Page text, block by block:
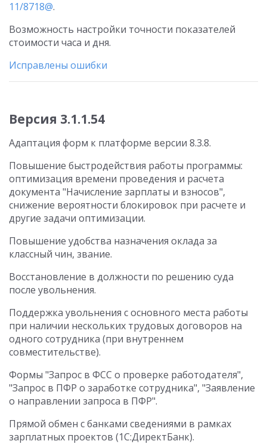
11/8718@.
Возможность настройки точности показателей
стоимости часа и дня.
Исправлены ошибки
Версия 3.1.1.54
Адаптация форм к платформе версии 8.3.8.
Повышение быстродействия работы программы:
оптимизация времени проведения и расчета
документа "Начисление зарплаты и взносов",
снижение вероятности блокировок при расчете и
другие задачи оптимизации.
Повышение удобства назначения оклада за
классный чин, звание.
Восстановление в должности по решению суда
после увольнения.
Поддержка увольнения с основного места работы
при наличии нескольких трудовых договоров на
одного сотрудника (при внутреннем
совместительстве).
Формы "Запрос в ФСС о проверке работодателя",
"Запрос в ПФР о заработке сотрудника", "Заявление
о направлении запроса в ПФР".
Прямой обмен с банками сведениями в рамках
зарплатных проектов (1С:ДиректБанк).